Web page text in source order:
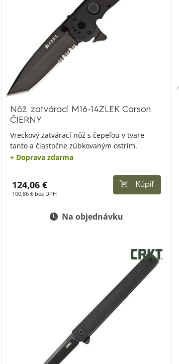
Nôž zatvárací M16-14ZLEK Carson
ČIERNY
Vreckový zatvárací nôž s čepeľou v tvare
tanto a čiastočne zúbkovaným ostrím.
+ Doprava zdarma
124,06 €
100,86 € bez DPH
Kúpiť
Na objednávku